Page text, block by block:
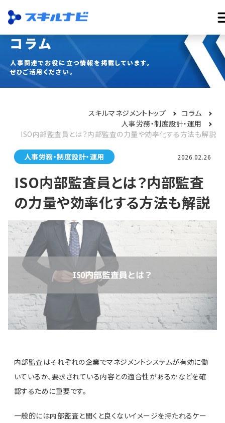
コラム
人事関連でお役に立つ情報を掲載しています。
ぜひご活用ください。
スキルマネジメントトップ
コラム
人事労務・制度設計・運用
ISO内部監査員とは？内部監査の力量や効率化する方法も解説
人事労務・制度設計・運用 2026.02.26
ISO内部監査員とは？内部監査
の力量や効率化する方法も解説
内部監査はそれぞれの企業でマネジメントシステムが有効に働
いているか、要求されている内容との適合性があるかなどを確
認するために重要です。
一般的には内部監査と聞くと良くないイメージを持たれるケー